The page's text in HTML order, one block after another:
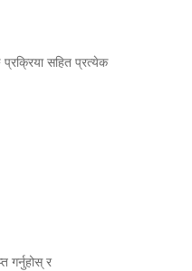
सहित प्रत्येक
गर्नुहोस् र